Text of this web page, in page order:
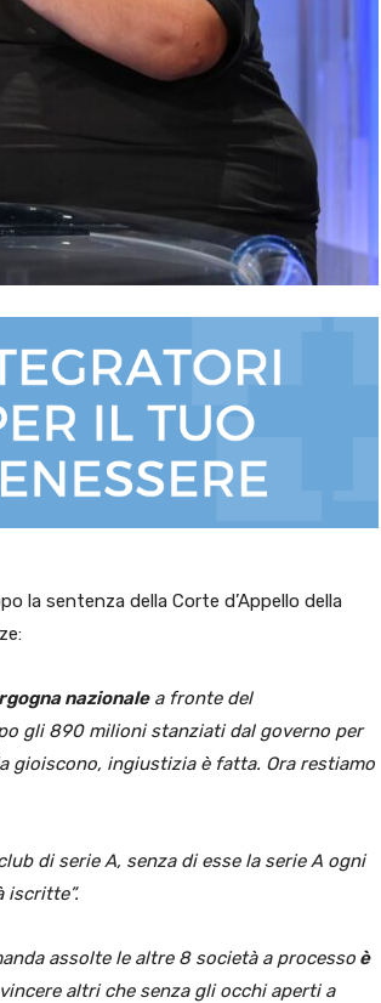
la sentenza della Corte d’Appello della
nazionalea fronte del
gli 890 milioni stanziati dal governo per
gioiscono, ingiustizia è fatta. Ora restiamo
di serie A, senza di esse la serie A ogni
iscritte”.
assolte le altre 8 società a processo è
altri che senza gli occhi aperti a